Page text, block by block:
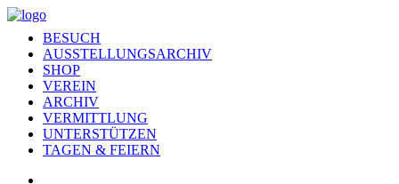
BESUCH
AUSSTELLUNGSARCHIV
SHOP
VEREIN
ARCHIV
VERMITTLUNG
UNTERSTÜTZEN
TAGEN & FEIERN